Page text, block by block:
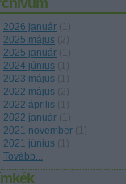
2026 január
2025 május
2025 január
2024 június
2023 május
2022 május
2022 április
2022 január
2021 november
2021 június
Tovább...